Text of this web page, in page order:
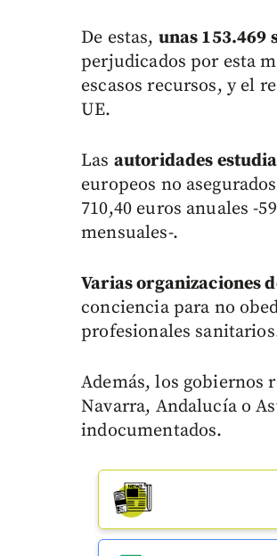
De estas, unas
perjudicados por esta
escasos recursos, y el
UE.
Las autoridades
europeos no
710,40 euros anuales -
mensuales-.
Varias organizaciones
conciencia para no
profesionales
Además, los gobiernos
Navarra, Andalucía o
indocumentados.